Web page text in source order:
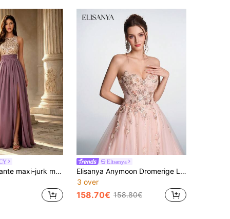
Zomerse elegante maxi-jurk met halterhals, pailletten en chiffon, grijs-paars, luxe gerimpelde A-lijn avondjurk met hoge split, formeel, herfst
Elisanya
Elisanya Anymoon Dromerige Luxe Glanzende Fee Elegante Blush Tule 3D Bloemen Kralen Borduurwerk Strapless Open Rug Korset Hoge Split Baljurk Galajurk Bruidsmeisjesjurk
3 over
158.70€ 158.80€